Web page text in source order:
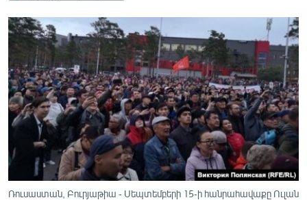
ՊԱՏԵՐԱԶՄԻ 6 ՇԱԲԱԹՆԵՐԸ
ՏԱՐԱԾԱՇՐՋԱՆ
ՄԻՋԱԶԳԱՅԻՆ
ՄՇԱԿՈՒՅԹ
ՍՊՈՐՏ
ՄԵԿՆԱԲԱՆՈՒԹՅՈՒՆ
ՏՏ ԵՒ ԻՆՏԵՐՆԵՏ
Ռուսաստան, Բուրյաթիա - Սեպտեմբերի 15-ի հանրահավաքը Ուլան